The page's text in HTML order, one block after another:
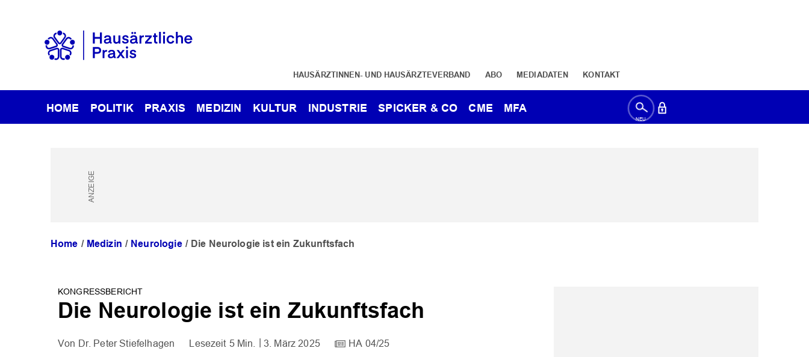
HAUSÄRZTINNEN- UND HAUSÄRZTEVERBAND ABO MEDIADATEN KONTAKT
HOME POLITIK PRAXIS MEDIZIN KULTUR INDUSTRIE SPICKER & CO CME MFA
Home Medizin Neurologie Die Neurologie ist ein Zukunftsfach
KONGRESSBERICHT
Die Neurologie ist ein Zukunftsfach
Dr. Peter Stiefelhagen 5 Min. 3. März 2025 HA 04/25